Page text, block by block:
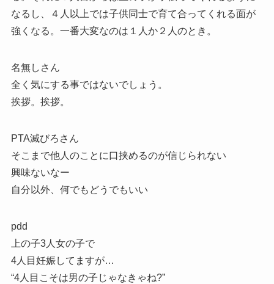
なるし、４人以上では子供同士で育て合ってくれる面が
強くなる。一番大変なのは１人か２人のとき。
名無しさん
全く気にする事ではないでしょう。
挨拶。挨拶。
PTA滅びろさん
そこまで他人のことに口挟めるのが信じられない
興味ないなー
自分以外、何でもどうでもいい
pdd
上の子3人女の子で
4人目妊娠してますが…
“4人目こそは男の子じゃなきゃね?”